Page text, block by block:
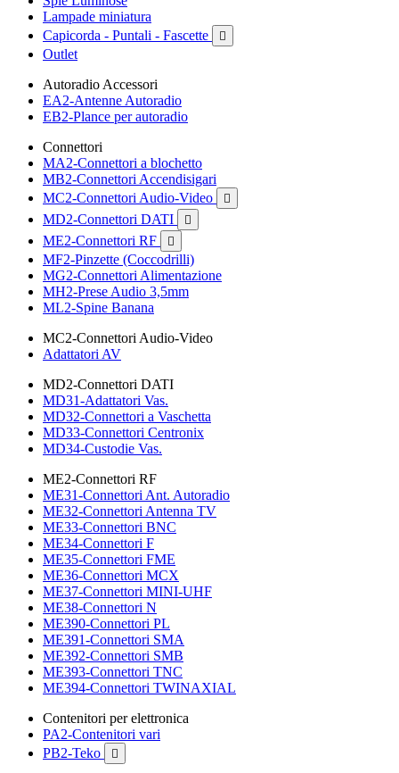
Lampade miniatura
Capicorda - Puntali - Fascette

Outlet
Autoradio Accessori
EA2-Antenne Autoradio
EB2-Plance per autoradio
Connettori
MA2-Connettori a blochetto
MB2-Connettori Accendisigari
MC2-Connettori Audio-Video

MD2-Connettori DATI 
ME2-Connettori RF 
MF2-Pinzette (Coccodrilli)
MG2-Connettori Alimentazione
MH2-Prese Audio 3,5mm
ML2-Spine Banana
MC2-Connettori Audio-Video
Adattatori AV
MD2-Connettori DATI
MD31-Adattatori Vas.
MD32-Connettori a Vaschetta
MD33-Connettori Centronix
MD34-Custodie Vas.
ME2-Connettori RF
ME31-Connettori Ant. Autoradio
ME32-Connettori Antenna TV
ME33-Connettori BNC
ME34-Connettori F
ME35-Connettori FME
ME36-Connettori MCX
ME37-Connettori MINI-UHF
ME38-Connettori N
ME390-Connettori PL
ME391-Connettori SMA
ME392-Connettori SMB
ME393-Connettori TNC
ME394-Connettori TWINAXIAL
Contenitori per elettronica
PA2-Contenitori vari
PB2-Teko
